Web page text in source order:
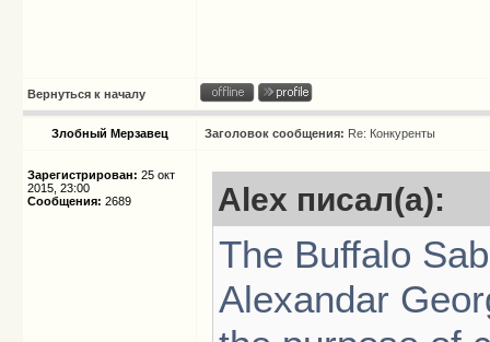
Вернуться к началу
Злобный Мерзавец Заголовок сообщения: Re: Конкуренты
Зарегистрирован: 25 окт
2015, 23:00
Сообщения: 2689 Alex писал(а):
The Buffalo
Alexandar